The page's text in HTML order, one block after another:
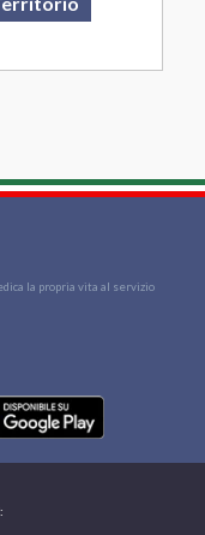
la propria vita al servizio